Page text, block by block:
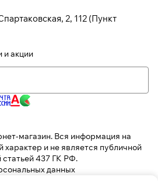
2, 112 (Пункт
и акции
магазин. Вся информация на
характер и не является публичной
437 ГК РФ.
данных